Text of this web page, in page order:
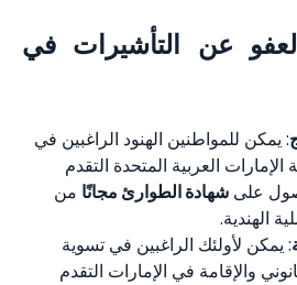
عن التأشيرات في
: يمكن للمواطنين الهنود الراغبين في
الإمارات العربية المتحدة التقدم
على شهادة الطوارئ مجانًا من
الهندية.
: يمكن لأولئك الراغبين في تسوية
والإقامة في الإمارات التقدم